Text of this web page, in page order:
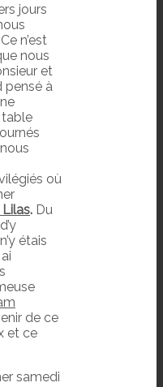
jours
n’est
nous
et
pensé à
table
où
Lilas. Du
étais
de ce
et ce
samedi